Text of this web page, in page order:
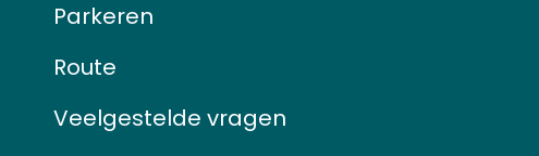
Parkeren
Route
Veelgestelde vragen